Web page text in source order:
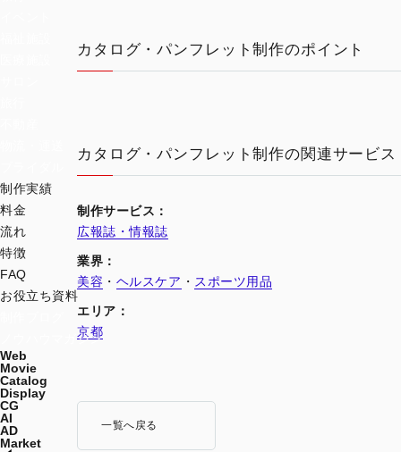
制作実績
料金
流れ
特徴
FAQ
お役立ち資料
ノウハウマガジン
Web
Movie
Catalog
Display
CG
AI
AD
Market
カタログ・パンフレット制作のポイント
カタログ・パンフレット制作の関連サービス
制作サービス：
広報誌・情報誌
業界：
美容 ・ ヘルスケア ・ スポーツ用品
エリア：
京都
一覧へ戻る